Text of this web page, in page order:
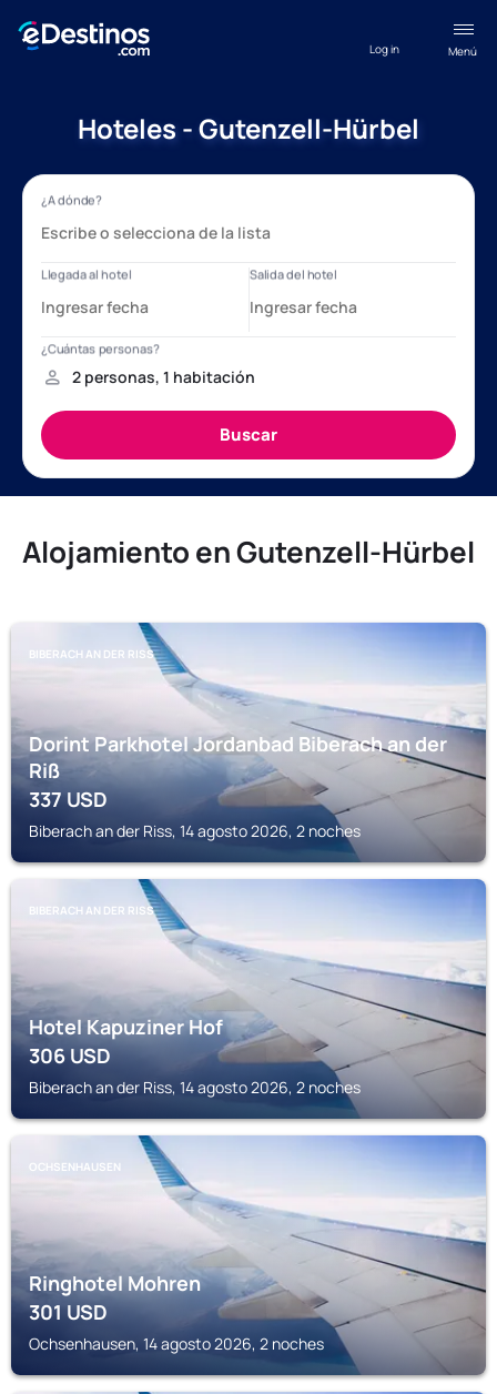
Menú
Log in
Hoteles - Gutenzell-Hürbel
Alojamiento en Gutenzell-Hürbel
BIBERACH AN DER RISS
Dorint Parkhotel Jordanbad Biberach an der
Riß
337USD
Biberach an der Riss, 14 agosto 2026, 2 noches
BIBERACH AN DER RISS
Hotel Kapuziner Hof
306USD
Biberach an der Riss, 14 agosto 2026, 2 noches
OCHSENHAUSEN
Ringhotel Mohren
301USD
Ochsenhausen, 14 agosto 2026, 2 noches